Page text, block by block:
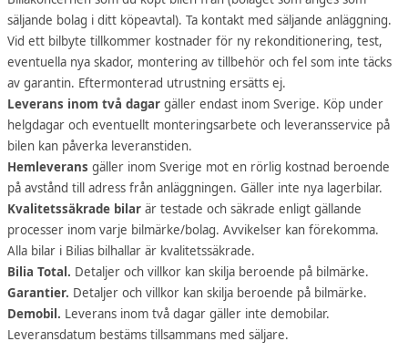
säljande bolag i ditt köpeavtal). Ta kontakt med säljande anläggning.
Vid ett bilbyte tillkommer kostnader för ny rekonditionering, test,
eventuella nya skador, montering av tillbehör och fel som inte täcks
av garantin. Eftermonterad utrustning ersätts ej.
Leverans inom två dagar gäller endast inom Sverige. Köp under
helgdagar och eventuellt monteringsarbete och leveransservice på
bilen kan påverka leveranstiden.
Hemleverans gäller inom Sverige mot en rörlig kostnad beroende
på avstånd till adress från anläggningen. Gäller inte nya lagerbilar.
Kvalitetssäkrade bilar är testade och säkrade enligt gällande
processer inom varje bilmärke/bolag. Avvikelser kan förekomma.
Alla bilar i Bilias bilhallar är kvalitetssäkrade.
Bilia Total. Detaljer och villkor kan skilja beroende på bilmärke.
Garantier. Detaljer och villkor kan skilja beroende på bilmärke.
Demobil. Leverans inom två dagar gäller inte demobilar.
Leveransdatum bestäms tillsammans med säljare.